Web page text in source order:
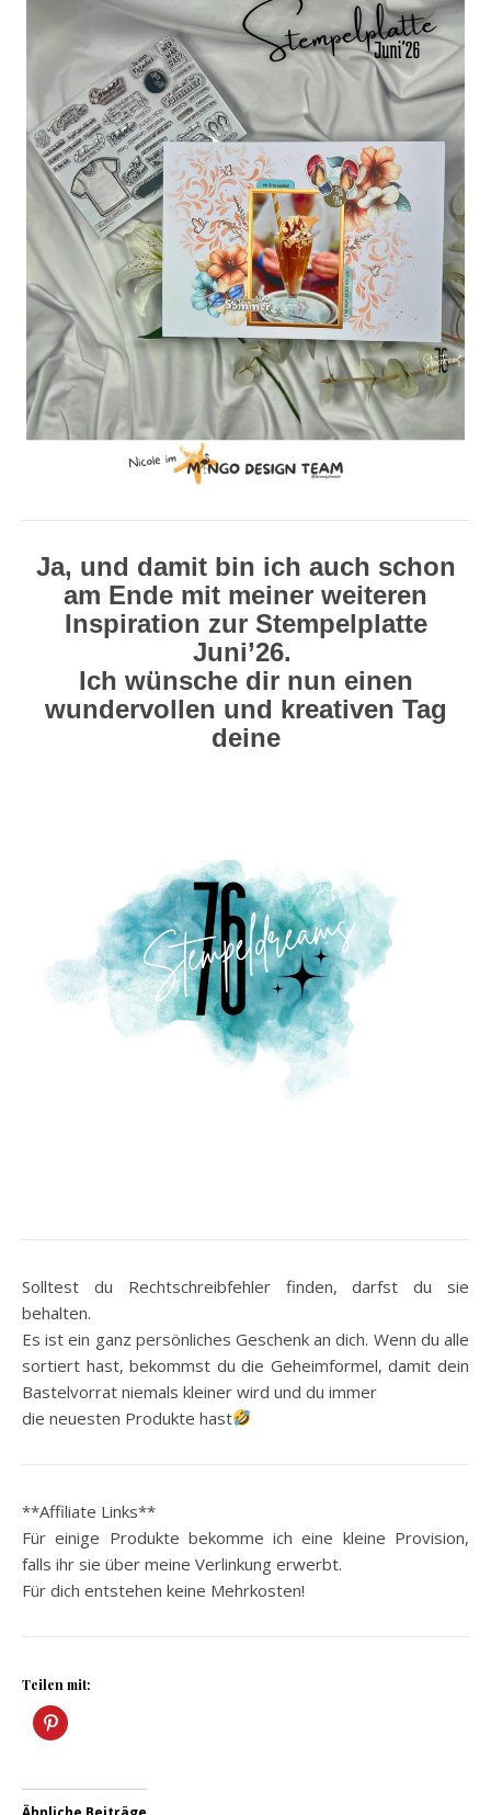
Ja, und damit bin ich auch schon
am Ende mit meiner weiteren
Inspiration zur Stempelplatte
Juni’26.
Ich wünsche dir nun einen
wundervollen und kreativen Tag
deine
Solltest du Rechtschreibfehler finden, darfst du sie
behalten.
Es ist ein ganz persönliches Geschenk an dich. Wenn du alle
sortiert hast, bekommst du die Geheimformel, damit dein
Bastelvorrat niemals kleiner wird und du immer
die neuesten Produkte hast
**Affiliate Links**
Für einige Produkte bekomme ich eine kleine Provision,
falls ihr sie über meine Verlinkung erwerbt.
Für dich entstehen keine Mehrkosten!
Teilen mit: